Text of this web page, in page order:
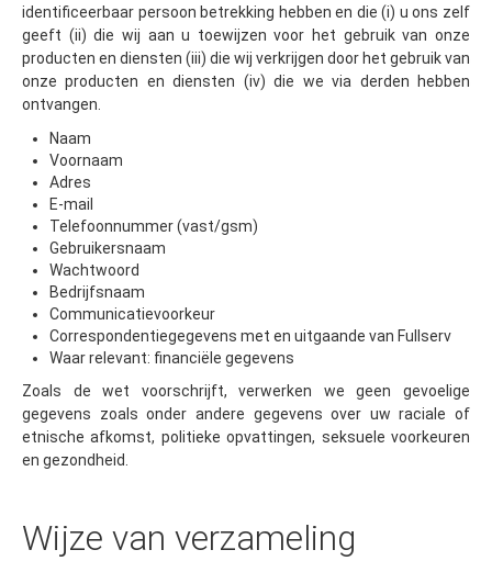
identificeerbaar persoon betrekking hebben en die (i) u ons zelf
geeft (ii) die wij aan u toewijzen voor het gebruik van onze
producten en diensten (iii) die wij verkrijgen door het gebruik van
onze producten en diensten (iv) die we via derden hebben
ontvangen.
Naam
Voornaam
Adres
E-mail
Telefoonnummer (vast/gsm)
Gebruikersnaam
Wachtwoord
Bedrijfsnaam
Communicatievoorkeur
Correspondentiegegevens met en uitgaande van Fullserv
Waar relevant: financiële gegevens
Zoals de wet voorschrijft, verwerken we geen gevoelige
gegevens zoals onder andere gegevens over uw raciale of
etnische afkomst, politieke opvattingen, seksuele voorkeuren
en gezondheid.
Wijze van verzameling